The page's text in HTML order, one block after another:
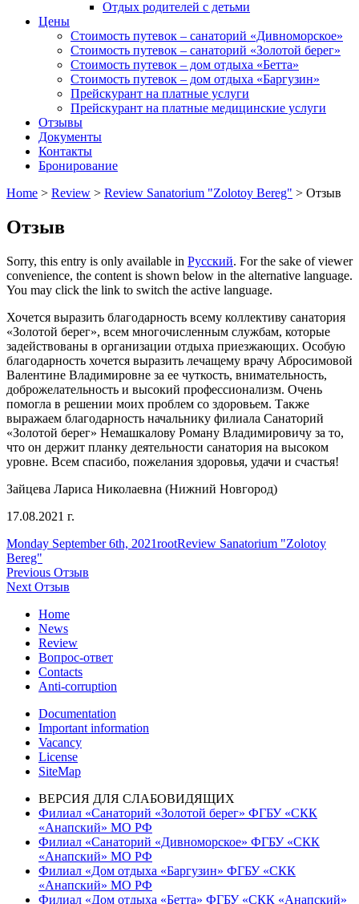
Отдых родителей с детьми
Цены
Стоимость путевок – санаторий «Дивноморское»
Стоимость путевок – санаторий «Золотой берег»
Стоимость путевок – дом отдыха «Бетта»
Стоимость путевок – дом отдыха «Баргузин»
Прейскурант на платные услуги
Прейскурант на платные медицинские услуги
Отзывы
Документы
Контакты
Бронирование
Home > Review > Review Sanatorium "Zolotoy Bereg" > Отзыв
Отзыв
Sorry, this entry is only available in Русский. For the sake of viewer
convenience, the content is shown below in the alternative language.
You may click the link to switch the active language.
Хочется выразить благодарность всему коллективу санатория
«Золотой берег», всем многочисленным службам, которые
задействованы в организации отдыха приезжающих. Особую
благодарность хочется выразить лечащему врачу Абросимовой
Валентине Владимировне за ее чуткость, внимательность,
доброжелательность и высокий профессионализм. Очень
помогла в решении моих проблем со здоровьем. Также
выражаем благодарность начальнику филиала Санаторий
«Золотой берег» Немашкалову Роману Владимировичу за то,
что он держит планку деятельности санатория на высоком
уровне. Всем спасибо, пожелания здоровья, удачи и счастья!
Зайцева Лариса Николаевна (Нижний Новгород)
17.08.2021 г.
Posted
on
Monday September 6th, 2021Author
rootCategories
Review Sanatorium "Zolotoy
Bereg"
Post
navigation
Previous Previous
post:
Отзыв
Next Next
Отзыв
Home
News
Review
Вопрос-ответ
Contacts
Anti-corruption
Documentation
Important information
Vacancy
License
SiteMap
ВЕРСИЯ ДЛЯ СЛАБОВИДЯЩИХ
Филиал «Санаторий «Золотой берег» ФГБУ «СКК
«Анапский» МО РФ
Филиал «Санаторий «Дивноморское» ФГБУ «СКК
«Анапский» МО РФ
Филиал «Дом отдыха «Баргузин» ФГБУ «СКК
«Анапский» МО РФ
Филиал «Дом отдыха «Бетта» ФГБУ «СКК «Анапский»